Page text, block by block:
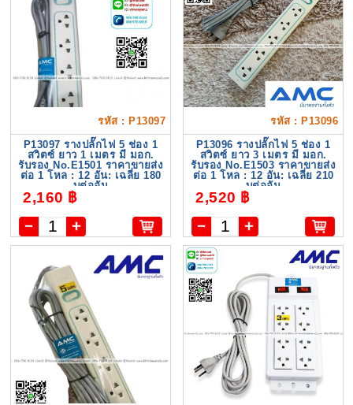
รหัส : P13097
P13097 รางปลั๊กไฟ 5 ช่อง 1
สวิตซ์ ยาว 1 เมตร มี มอก.
รับรอง No.E1501 ราคาขายส่ง
ต่อ 1 โหล : 12 อัน: เฉลี่ย 180
บต่ออัน
2,160 ฿
รหัส : P13096
P13096 รางปลั๊กไฟ 5 ช่อง 1
สวิตซ์ ยาว 3 เมตร มี มอก.
รับรอง No.E1503 ราคาขายส่ง
ต่อ 1 โหล : 12 อัน: เฉลี่ย 210
บต่ออัน
2,520 ฿